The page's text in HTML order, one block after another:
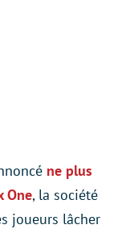
ne plus
One, la société
joueurs lâcher